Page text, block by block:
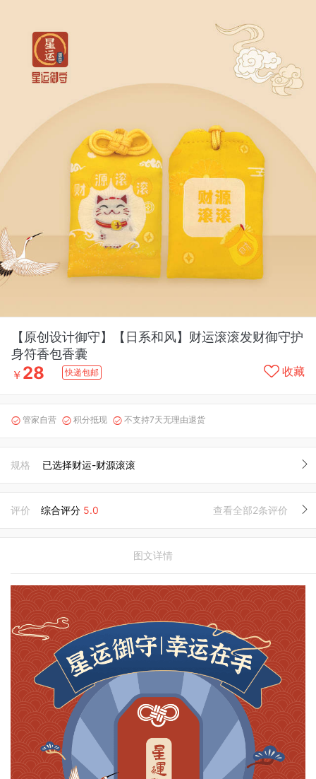
【原创设计御守】【日系和风】财运滚滚发财御守护
身符香包香囊
￥ 28 快递包邮 收藏
 管家自营  积分抵现  不支持7天无理由退货
规格 已选择财运-财源滚滚
评价 综合评分 5.0 查看全部2条评价
图文详情